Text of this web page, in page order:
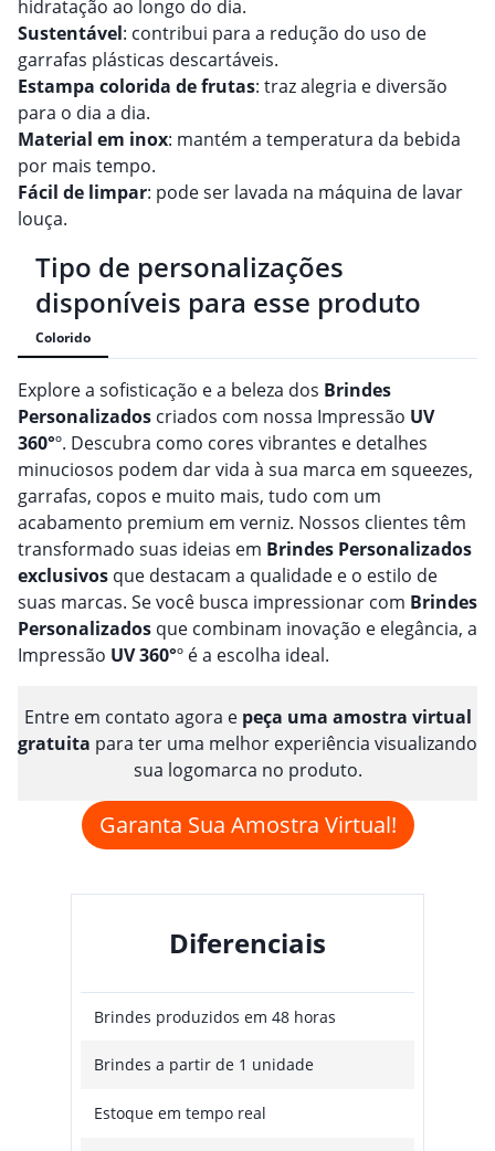
hidratação ao longo do dia.
Sustentável: contribui para a redução do uso de
garrafas plásticas descartáveis.
Estampa colorida de frutas: traz alegria e diversão
para o dia a dia.
Material em inox: mantém a temperatura da bebida
por mais tempo.
Fácil de limpar: pode ser lavada na máquina de lavar
louça.
Tipo de personalizações
disponíveis para esse produto
Colorido
Explore a sofisticação e a beleza dos Brindes
Personalizados criados com nossa Impressão UV
360°º. Descubra como cores vibrantes e detalhes
minuciosos podem dar vida à sua marca em squeezes,
garrafas, copos e muito mais, tudo com um
acabamento premium em verniz. Nossos clientes têm
transformado suas ideias em Brindes Personalizados
exclusivos que destacam a qualidade e o estilo de
suas marcas. Se você busca impressionar com Brindes
Personalizados que combinam inovação e elegância, a
Impressão UV 360°º é a escolha ideal.
Entre em contato agora e peça uma amostra virtual
gratuita para ter uma melhor experiência visualizando
sua logomarca no produto.
Garanta Sua Amostra Virtual!
Diferenciais
Brindes produzidos em 48 horas
Brindes a partir de 1 unidade
Estoque em tempo real